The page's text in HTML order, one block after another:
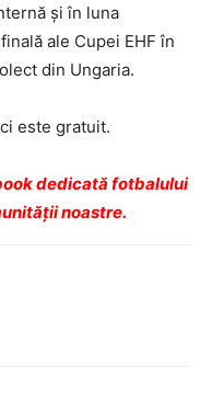
şi în luna
ale Cupei EHF în
din Ungaria.
este gratuit.
dedicată fotbalului
noastre.